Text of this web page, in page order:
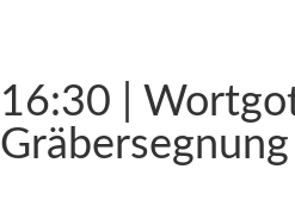
16:30 |
Gräbersegnung